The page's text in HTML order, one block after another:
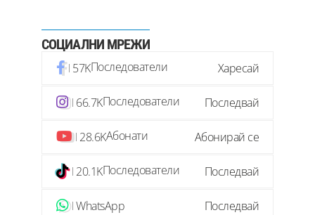
СОЦИАЛНИ МРЕЖИ
57KПоследователи Харесай
66.7KПоследователи Последвай
28.6KАбонати Абонирай се
20.1KПоследователи Последвай
WhatsApp Последвай